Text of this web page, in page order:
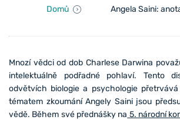
Domů Angela Saini:
Mnozí vědci od dob Charlese Darwina
intelektuálně podřadné pohlaví. Tento
odvětvích biologie a psychologie přetrvává
tématem zkoumání Angely Saini jsou
vědě. Během své přednášky na 5. národní